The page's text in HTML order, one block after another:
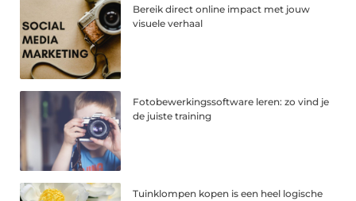
Bereik direct online impact met jouw
visuele verhaal
Fotobewerkingssoftware leren: zo vind je
de juiste training
Tuinklompen kopen is een heel logische